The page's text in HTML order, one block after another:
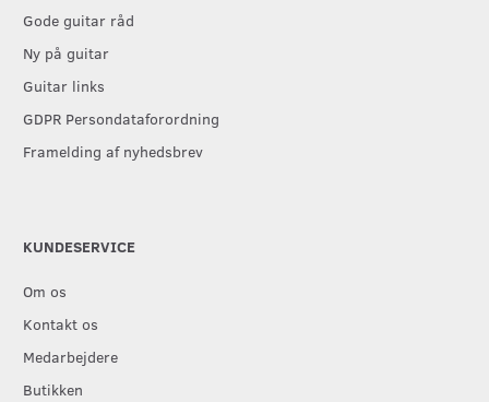
Gode guitar råd
Ny på guitar
Guitar links
GDPR Persondataforordning
Framelding af nyhedsbrev
KUNDESERVICE
Om os
Kontakt os
Medarbejdere
Butikken